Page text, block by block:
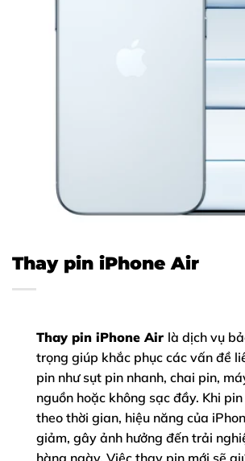
Thay pin iPhone Air
Thay pin iPhone Air là dịch vụ
trọng giúp khắc phục các vấn đề
pin như sụt pin nhanh, chai pin,
nguồn hoặc không sạc đầy. Khi
theo thời gian, hiệu năng của
giảm, gây ảnh hưởng đến trải
hàng ngày. Việc thay pin mới sẽ